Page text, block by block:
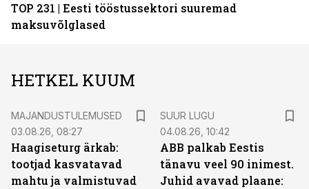
TOP 231 | Eesti tööstussektori suuremad
maksuvõlglased
HETKEL KUUM
MAJANDUSTULEMUSED
03.08.26, 08:27
Haagiseturg ärkab:
tootjad kasvatavad
mahtu ja valmistuvad
SUUR LUGU
04.08.26, 10:42
ABB palkab Eestis
tänavu veel 90 inimest.
Juhid avavad plaane: